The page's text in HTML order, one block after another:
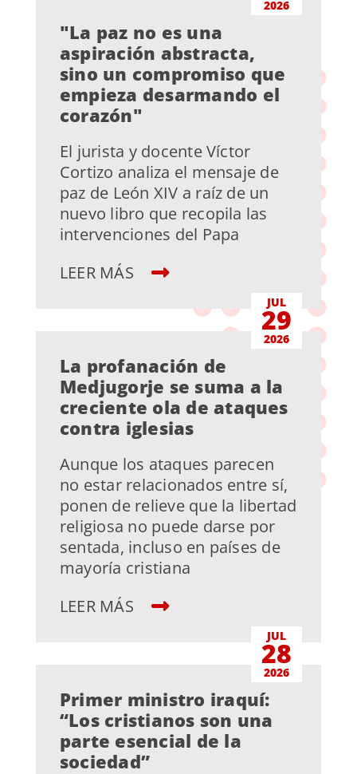
2026
"La paz no es una
aspiración abstracta,
sino un compromiso que
empieza desarmando el
corazón"
El jurista y docente Víctor
Cortizo analiza el mensaje de
paz de León XIV a raíz de un
nuevo libro que recopila las
intervenciones del Papa
LEER MÁS
JUL
29
2026
La profanación de
Medjugorje se suma a la
creciente ola de ataques
contra iglesias
Aunque los ataques parecen
no estar relacionados entre sí,
ponen de relieve que la libertad
religiosa no puede darse por
sentada, incluso en países de
mayoría cristiana
LEER MÁS
JUL
28
2026
Primer ministro iraquí:
“Los cristianos son una
parte esencial de la
sociedad”